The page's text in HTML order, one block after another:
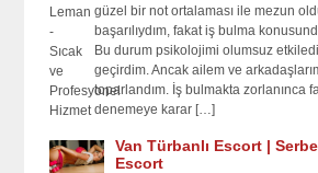
güzel bir not ortalaması ile mezun
başarılıydım, fakat iş bulma
Bu durum psikolojimi olumsuz
geçirdim. Ancak ailem ve
toparlandım. İş bulmakta zorlanınca
denemeye karar […]
Van Türbanlı Escort |
Escort